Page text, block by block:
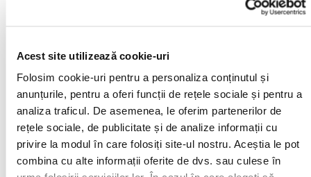
Acest site utilizează cookie-uri
Folosim cookie-uri pentru a personaliza conținutul și
anunțurile, pentru a oferi funcții de rețele sociale și pentru a
analiza traficul. De asemenea, le oferim partenerilor de
rețele sociale, de publicitate și de analize informații cu
privire la modul în care folosiți site-ul nostru. Aceștia le pot
combina cu alte informații oferite de dvs. sau culese în
administrator judiciar desemnat de instanta va distribui
Procedura civila de drept comun
Demararea procedurii civile de drept comun se poate
face atat intr-un litigiu, cat si in absenta lui. Aceasta
procedura presupune actionarea in instanta impotriva
debitorului. Curtea ii poate ordona debitorului sa va
achite factura restanta. Intr-o astfel de procedura, aveti
la dispozitie mai multe metode pentru a aduce dovezi.